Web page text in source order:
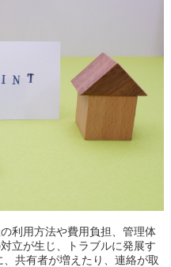
利用方法や費用負担、管理体
立が生じ、トラブルに発展す
共有者が増えたり、連絡が取